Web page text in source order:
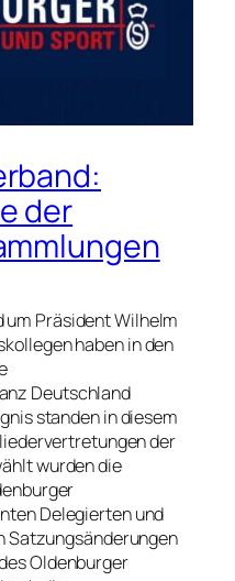
der
um Präsident Wilhelm
haben in den
Deutschland
standen in diesem
der
wurden die
Delegierten und
Satzungsänderungen
Oldenburger